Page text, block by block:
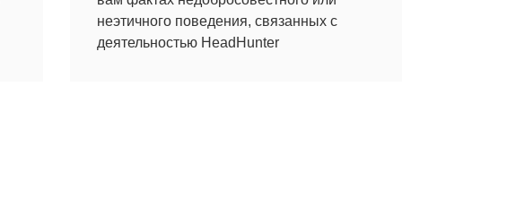
неэтичного поведения, связанных с
деятельностью HeadHunter